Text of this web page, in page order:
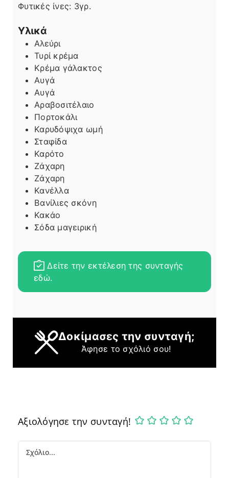
Φυτικές ίνες: 3γρ.
Υλικά
Αλεύρι
Τυρί κρέμα
Κρέμα γάλακτος
Αυγά
Αυγά
Αραβοσιτέλαιο
Πορτοκάλι
Καρυδόψιχα ωμή
Σταφίδα
Καρότο
Ζάχαρη
Ζάχαρη
Κανέλλα
Βανίλιες σκόνη
Κακάο
Σόδα μαγειρική
Δείτε την εκτέλεση της συνταγής
εδώ.
Δοκίμασες την συνταγή;
Άφησε το σχόλιό σου!
Αξιολόγησε την συνταγή!
Comment